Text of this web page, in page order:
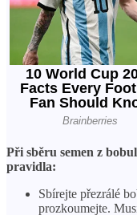
Při sběru semen z
pravidla:
Sbírejte přezrálé
prozkoumejte.